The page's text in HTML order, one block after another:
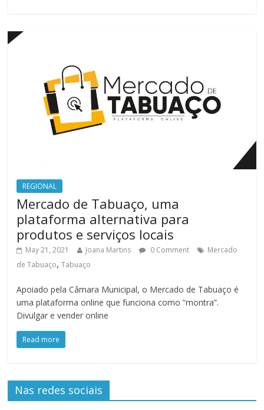
REGIONAL
Mercado de Tabuaço, uma
plataforma alternativa para
produtos e serviços locais
May 21, 2021 Joana Martins 0 Comment
Mercado
de Tabuaço,Tabuaço
Apoiado pela Câmara Municipal, o Mercado de Tabuaço é
uma plataforma online que funciona como “montra”.
Divulgar e vender online
Read more
Nas redes sociais